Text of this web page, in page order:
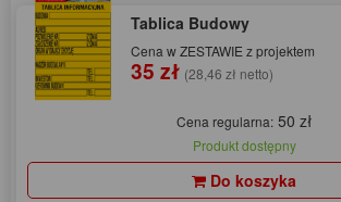
Tablica Budowy
Cena w ZESTAWIE z projektem
35 zł (28,46 zł netto)
Cena regularna: 50 zł
Produkt dostępny
Do koszyka